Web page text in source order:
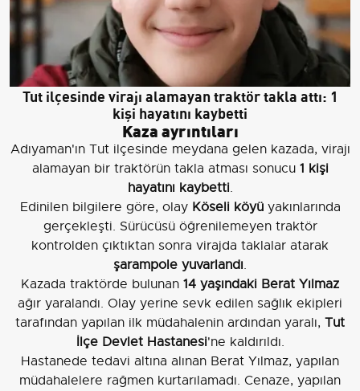
Tut ilçesinde virajı alamayan traktör takla attı: 1
kişi hayatını kaybetti
Kaza ayrıntıları
Adıyaman'ın Tut ilçesinde meydana gelen kazada, virajı
alamayan bir traktörün takla atması sonucu 1 kişi
hayatını kaybetti.
Edinilen bilgilere göre, olay Köseli köyüyakınlarında
gerçekleşti. Sürücüsü öğrenilemeyen traktör
kontrolden çıktıktan sonra virajda taklalar atarak
şarampole yuvarlandı.
Kazada traktörde bulunan 14 yaşındaki Berat Yılmaz
ağır yaralandı. Olay yerine sevk edilen sağlık ekipleri
tarafından yapılan ilk müdahalenin ardından yaralı, Tut
İlçe Devlet Hastanesi'ne kaldırıldı.
Hastanede tedavi altına alınan Berat Yılmaz, yapılan
müdahalelere rağmen kurtarılamadı. Cenaze, yapılan